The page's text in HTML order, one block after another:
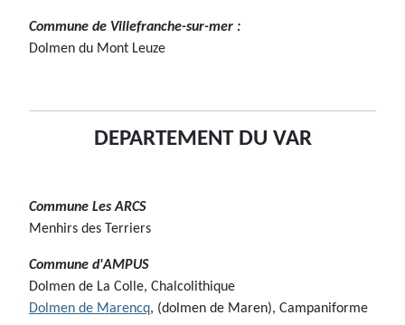
Commune de Villefranche-sur-mer :
Dolmen du Mont Leuze
DEPARTEMENT DU VAR
Commune Les ARCS
Menhirs des Terriers
Commune d'AMPUS
Dolmen de La Colle, Chalcolithique
Dolmen de Marencq, (dolmen de Maren), Campaniforme